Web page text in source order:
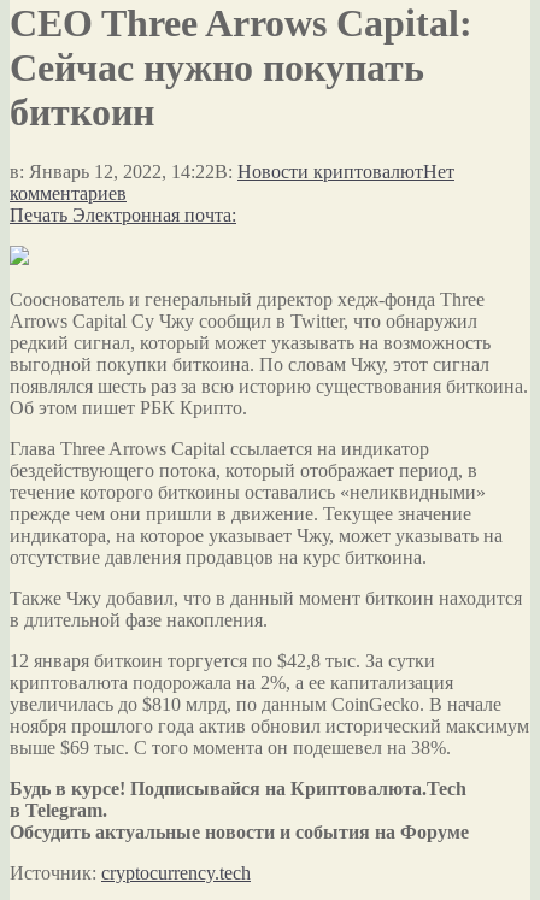
CEO Three Arrows Capital:
Сейчас нужно покупать
биткоин
в: Январь 12, 2022, 14:22В: Новости криптовалютНет
комментариев
Печать Электронная почта:
Сооснователь и генеральный директор хедж-фонда Three
Arrows Capital Су Чжу сообщил в Twitter, что обнаружил
редкий сигнал, который может указывать на возможность
выгодной покупки биткоина. По словам Чжу, этот сигнал
появлялся шесть раз за всю историю существования биткоина.
Об этом пишет РБК Крипто.
Глава Three Arrows Capital ссылается на индикатор
бездействующего потока, который отображает период, в
течение которого биткоины оставались «неликвидными»
прежде чем они пришли в движение. Текущее значение
индикатора, на которое указывает Чжу, может указывать на
отсутствие давления продавцов на курс биткоина.
Также Чжу добавил, что в данный момент биткоин находится
в длительной фазе накопления.
12 января биткоин торгуется по $42,8 тыс. За сутки
криптовалюта подорожала на 2%, а ее капитализация
увеличилась до $810 млрд, по данным CoinGecko. В начале
ноября прошлого года актив обновил исторический максимум
выше $69 тыс. С того момента он подешевел на 38%.
Будь в курсе! Подписывайся на Криптовалюта.Tech
в Telegram.
Обсудить актуальные новости и события на Форуме
Источник: cryptocurrency.tech